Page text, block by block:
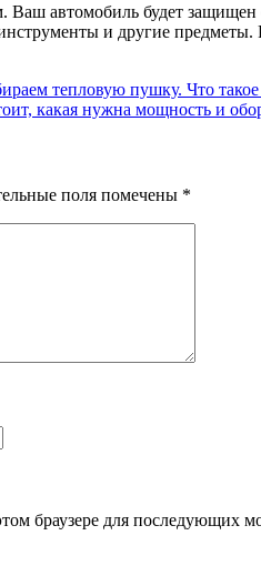
автомобиль будет
и другие
тепловую пушку. Что такое
какая нужна мощность и
поля помечены *
браузере для последующих